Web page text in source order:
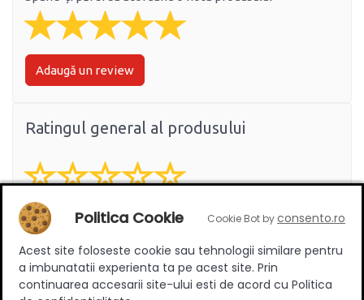
Adaugă un review
Ratingul general al produsului
0(0 review-uri)
Întrebări și răspunsuri
Politica Cookie Cookie Bot byconsento.ro
Acest site foloseste cookie sau tehnologii similare pentru
a imbunatatii experienta ta pe acest site. Prin
continuarea accesarii site-ului esti de acord cu Politica